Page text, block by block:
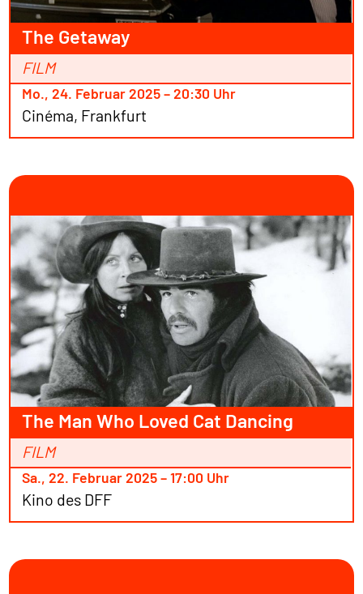
The Getaway
FILM
Mo., 24. Februar 2025 – 20:30 Uhr
Cinéma, Frankfurt
The Man Who Loved Cat Dancing
FILM
Sa., 22. Februar 2025 – 17:00 Uhr
Kino des DFF